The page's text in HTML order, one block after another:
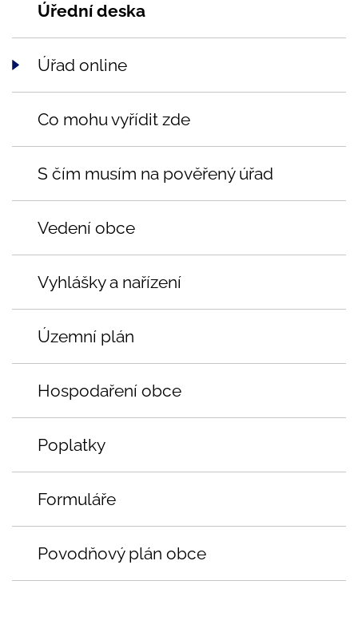
Úřední deska
Úřad online
Co mohu vyřídit zde
S čím musím na pověřený úřad
Vedení obce
Vyhlášky a nařízení
Územní plán
Hospodaření obce
Poplatky
Formuláře
Povodňový plán obce